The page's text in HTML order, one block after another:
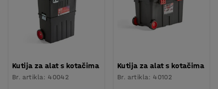
Kutija za alat s kotačima
Br. artikla: 40042
Kutija za alat s kotačima
Br. artikla: 40102